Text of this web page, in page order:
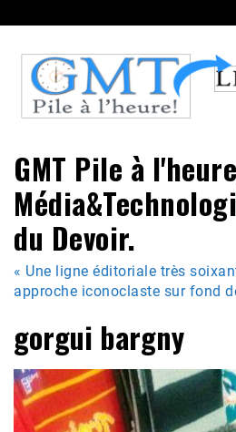
to
content
GMT Pile à
du Devoir.
« Une ligne éditoriale très
approche iconoclaste sur fond
gorgui bargny